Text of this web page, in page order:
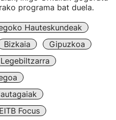
programa bat duela.
Hauteskundeak
Bizkaia
Gipuzkoa
EITB Focus